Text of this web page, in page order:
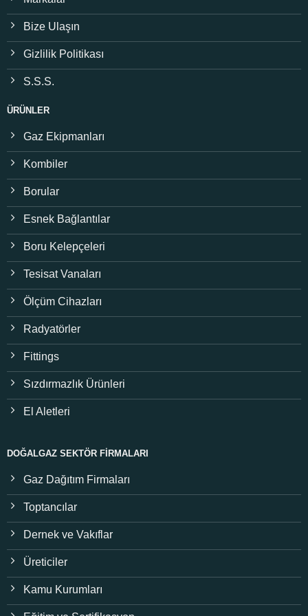
Bize Ulaşın
Gizlilik Politikası
S.S.S.
ÜRÜNLER
Gaz Ekipmanları
Kombiler
Borular
Esnek Bağlantılar
Boru Kelepçeleri
Tesisat Vanaları
Ölçüm Cihazları
Radyatörler
Fittings
Sızdırmazlık Ürünleri
El Aletleri
DOĞALGAZ SEKTÖR FIRMALARI
Gaz Dağıtım Firmaları
Toptancılar
Dernek ve Vakıflar
Üreticiler
Kamu Kurumları